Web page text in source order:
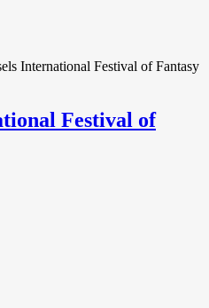
International Festival of Fantasy
Festival of